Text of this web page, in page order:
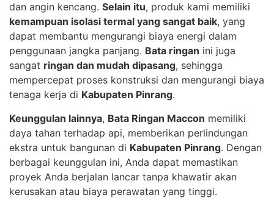
dan angin kencang. Selain itu, produk kami memiliki
kemampuan isolasi termal yang sangat baik, yang
dapat membantu mengurangi biaya energi dalam
penggunaan jangka panjang. Bata ringan ini juga
sangat ringan dan mudah dipasang, sehingga
mempercepat proses konstruksi dan mengurangi biaya
tenaga kerja di Kabupaten Pinrang.
Keunggulan lainnya, Bata Ringan Maccon memiliki
daya tahan terhadap api, memberikan perlindungan
ekstra untuk bangunan di Kabupaten Pinrang. Dengan
berbagai keunggulan ini, Anda dapat memastikan
proyek Anda berjalan lancar tanpa khawatir akan
kerusakan atau biaya perawatan yang tinggi.